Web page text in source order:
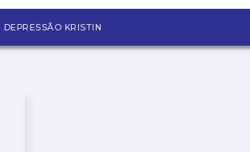
DEPRESSÃO KRISTIN